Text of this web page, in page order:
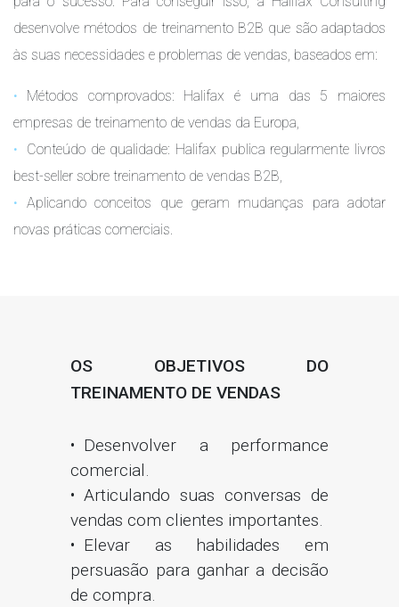
desenvolve métodos de treinamento B2B que são adaptados
às suas necessidades e problemas de vendas, baseados em:
Métodos comprovados: Halifax é uma das 5 maiores
empresas de treinamento de vendas da Europa,
Conteúdo de qualidade: Halifax publica regularmente livros
best-seller sobre treinamento de vendas B2B,
Aplicando conceitos que geram mudanças para adotar
novas práticas comerciais.
OS OBJETIVOS DO
TREINAMENTO DE VENDAS
Desenvolver a performance
comercial.
Articulando suas conversas de
vendas com clientes importantes.
Elevar as habilidades em
persuasão para ganhar a decisão
de compra.